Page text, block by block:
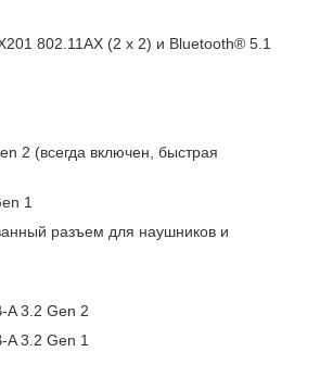
802.11AX (2 x 2) и Bluetooth® 5.1
2 (всегда включен, быстрая
1
разъем для наушников и
A 3.2 Gen 2
A 3.2 Gen 1